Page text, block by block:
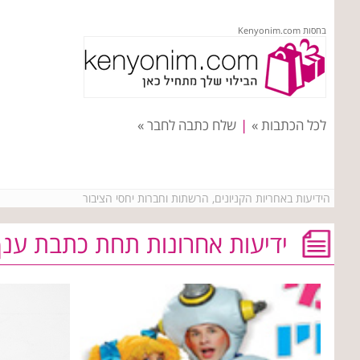
בחסות Kenyonim.com
לכל הכתבות » | שלח כתבה לחבר »
הידיעות באחריות הקניונים, הרשתות וחברות יחסי הציבור
ידיעות אחרונות תחת כתבת